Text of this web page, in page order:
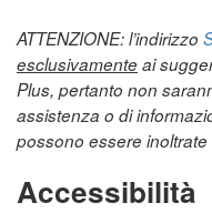
ATTENZIONE: l’indirizzo
esclusivamenteai
Plus, pertanto non
assistenza o di
possono essere
Accessibilità